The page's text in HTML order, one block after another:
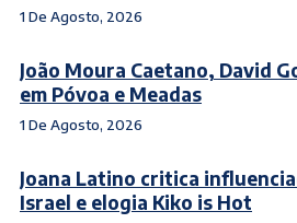
1 De Agosto, 2026
João Moura Caetano, David
em Póvoa e Meadas
1 De Agosto, 2026
Joana Latino critica
Israel e elogia Kiko is Hot